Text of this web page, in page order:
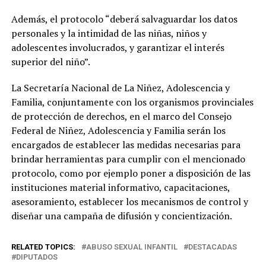
Además, el protocolo “deberá salvaguardar los datos
personales y la intimidad de las niñas, niños y
adolescentes involucrados, y garantizar el interés
superior del niño”.
La Secretaría Nacional de La Niñez, Adolescencia y
Familia, conjuntamente con los organismos provinciales
de protección de derechos, en el marco del Consejo
Federal de Niñez, Adolescencia y Familia serán los
encargados de establecer las medidas necesarias para
brindar herramientas para cumplir con el mencionado
protocolo, como por ejemplo poner a disposición de las
instituciones material informativo, capacitaciones,
asesoramiento, establecer los mecanismos de control y
diseñar una campaña de difusión y concientización.
RELATED TOPICS: ABUSO SEXUAL INFANTIL
DESTACADAS
DIPUTADOS